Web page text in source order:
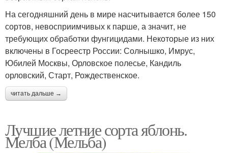
На сегодняшний день в мире насчитывается более 150
сортов, невосприимчивых к парше, а значит, не
требующих обработки фунгицидами. Некоторые из них
включены в Госреестр России: Солнышко, Имрус,
Юбилей Москвы, Орловское полесье, Кандиль
орловский, Старт, Рождественское.
читать дальше →
Лучшие летние сорта яблонь.
Мелба (Мельба)